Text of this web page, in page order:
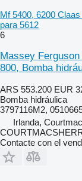
Mf 5400, 6200
para 5612
6
Massey
800, Bomba
ARS 553.200 EUR
Bomba hidráulica
3797116M2,
Irlanda,
Contacte con el